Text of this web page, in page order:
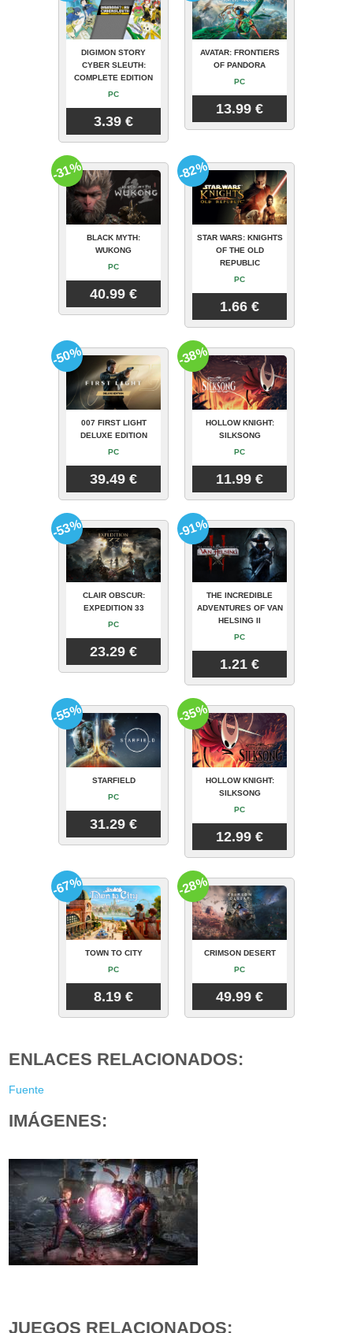
DIGIMON STORY
CYBER SLEUTH:
COMPLETE EDITION
PC
3.39 €
AVATAR: FRONTIERS
OF PANDORA
PC
13.99 €
BLACK MYTH:
WUKONG
PC
40.99 €
-31%
STAR WARS: KNIGHTS
OF THE OLD
REPUBLIC
PC
1.66 €
-82%
007 FIRST LIGHT
DELUXE EDITION
PC
39.49 €
-50%
HOLLOW KNIGHT:
SILKSONG
PC
11.99 €
-38%
CLAIR OBSCUR:
EXPEDITION 33
PC
23.29 €
-53%
THE INCREDIBLE
ADVENTURES OF VAN
HELSING II
PC
1.21 €
-91%
STARFIELD
PC
31.29 €
-55%
HOLLOW KNIGHT:
SILKSONG
PC
12.99 €
-35%
TOWN TO CITY
PC
8.19 €
-67%
CRIMSON DESERT
PC
49.99 €
-28%
ENLACES RELACIONADOS:
Fuente
IMÁGENES:
JUEGOS RELACIONADOS: